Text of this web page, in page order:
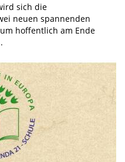
sich die
neuen spannenden
hoffentlich am Ende